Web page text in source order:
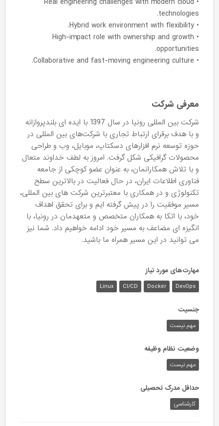
technologies.
• Hybrid work environment with flexibility.
• High-impact role with ownership and growth
opportunities.
• Collaborative and fast-moving engineering culture.
معرفی شرکت
شرکت بین المللی رونیا در سال 1397 با ایده ای بلندپروازانه
و با هدف برقرای ارتباط تجاری با شرکت‌های بین المللی در
حوزه توسعه نرم افزارهای دسکتاپ، موبایل، وب و طراحی
محصولات گرافیکی شکل گرفت. امروز به لطف خداوند متعال
و با تلاش همکارانمان، به عنوان عضو کوچکی از جامعه
فناوری اطلاعات ایران، در حال فعالیت در بالاترین سطح
تکنولوژی و در همکاری با معتبرترین شرکت های بین المللی،
مسیر موفقیت را در پیش گرفته ایم و برای تحقق اهداف
خود، با اتکا به همکاران متخصص و متعهدمان در رونیا، با
انگیزه ای مضاعف به مسیر خود ادامه خواهیم داد. شما نیز
می توانید در این مسیر همراه ما باشید.
مهارت‌های مورد نیاز
DevOps
Docker
CI/CD
Linux
جنسیت
مهم نیست
وضعیت نظام وظیفه
مهم‌ نیست
حداقل مدرک تحصیلی
کارشناسی